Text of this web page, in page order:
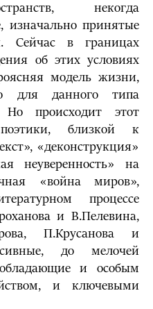
некогда
изначально принятые
Сейчас в границах
об этих условиях
модель жизни,
для данного типа
Но происходит этот
близкой к
«деконструкция»
неуверенность» на
«война миров»,
процессе
и В.Пелевина,
П.Крусанова и
до мелочей
и особым
и ключевыми